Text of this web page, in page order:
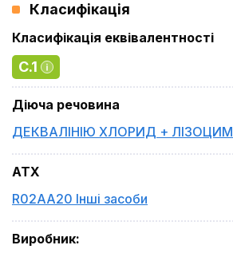
Класифікація
Класифікація еквівалентності
C.1
Діюча речовина
ДЕКВАЛІНІЮ ХЛОРИД + ЛІЗОЦИМ
ATX
R02AA20 Інші засоби
Виробник: